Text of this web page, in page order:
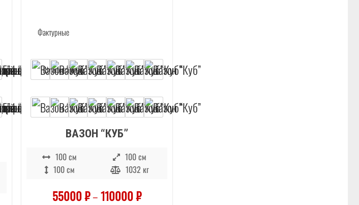
ВАЗОН “КУБ”
100 см
100 см
100 см
1032 кг
55000₽–110000₽